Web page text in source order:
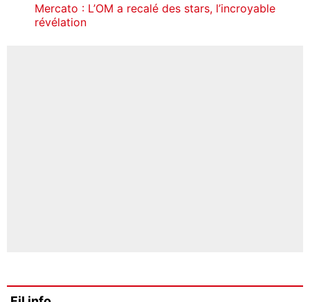
Mercato : L’OM a recalé des stars, l’incroyable
révélation